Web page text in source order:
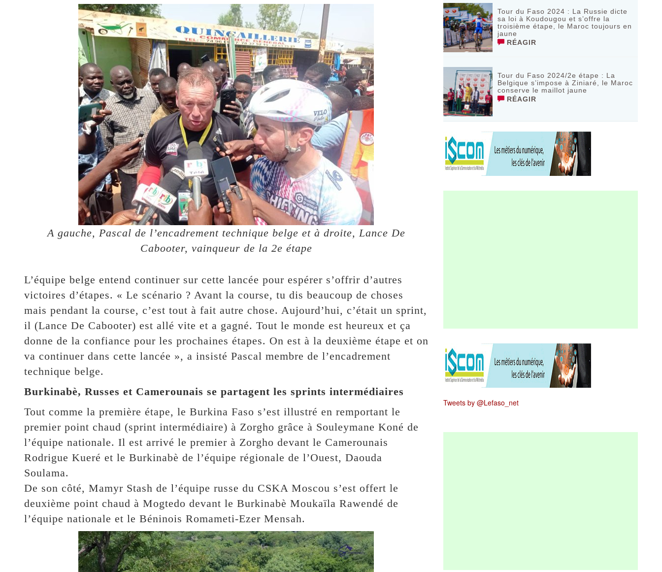
A gauche, Pascal de l’encadrement technique belge et à droite, Lance De
Cabooter, vainqueur de la 2e étape
L’équipe belge entend continuer sur cette lancée pour espérer s’offrir d’autres
victoires d’étapes. « Le scénario ? Avant la course, tu dis beaucoup de choses
mais pendant la course, c’est tout à fait autre chose. Aujourd’hui, c’était un sprint,
il (Lance De Cabooter) est allé vite et a gagné. Tout le monde est heureux et ça
donne de la confiance pour les prochaines étapes. On est à la deuxième étape et on
va continuer dans cette lancée », a insisté Pascal membre de l’encadrement
technique belge.
Burkinabè, Russes et Camerounais se partagent les sprints intermédiaires
Tout comme la première étape, le Burkina Faso s’est illustré en remportant le
premier point chaud (sprint intermédiaire) à Zorgho grâce à Souleymane Koné de
l’équipe nationale. Il est arrivé le premier à Zorgho devant le Camerounais
Rodrigue Kueré et le Burkinabè de l’équipe régionale de l’Ouest, Daouda
Soulama.
De son côté, Mamyr Stash de l’équipe russe du CSKA Moscou s’est offert le
deuxième point chaud à Mogtedo devant le Burkinabè Moukaïla Rawendé de
l’équipe nationale et le Béninois Romameti-Ezer Mensah.
Tour du Faso 2024 : La Russie dicte
sa loi à Koudougou et s’offre la
troisième étape, le Maroc toujours en
jaune
RÉAGIR
Tour du Faso 2024/2e étape : La
Belgique s’impose à Ziniaré, le Maroc
conserve le maillot jaune
RÉAGIR
Tweets by @Lefaso_net